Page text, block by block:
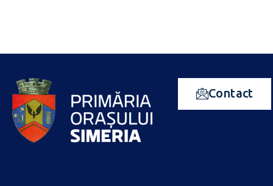
Contact